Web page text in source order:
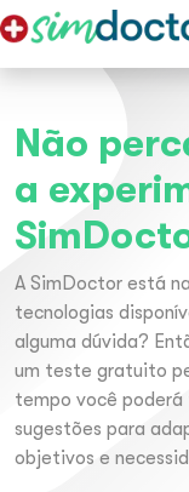
Não
a
A SimDoctor está
tecnologias
alguma dúvida?
um teste gratuito
tempo você
sugestões para
objetivos e